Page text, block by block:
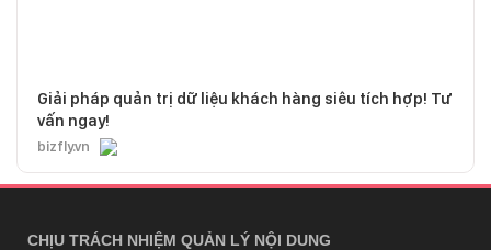
Giải pháp quản trị dữ liệu khách hàng siêu tích hợp! Tư
vấn ngay!
bizfly.vn
CHỊU TRÁCH NHIỆM QUẢN LÝ NỘI DUNG